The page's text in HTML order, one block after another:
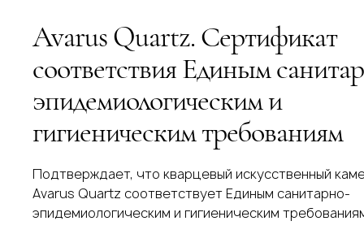
Avarus Quartz. Сертификат
соответствия Единым
эпидемиологическим и
гигиеническим требованиям
Подтверждает, что кварцевый искусственный
Avarus Quartz соответствует Единым санитарно-
эпидемиологическим и гигиеническим